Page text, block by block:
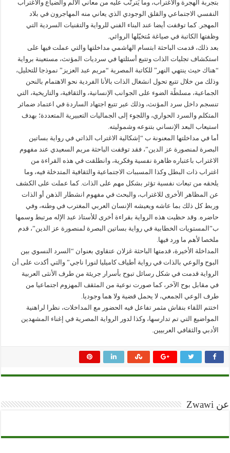
بتجربة الهجرة والاغتراب، وما يَترتّب عليه من معاني الألم والضياع والاغتراب
النفسي الاجتماعي والقلق الوجودي الذي يعاني منه المهاجرون في بلاد
المهجر. كما توقفت أيضا عند البناء الفني للرواية والتقنيات السردية التي
وظفتها الكاتبة في صياغة مُتخيّلها الروائي.
بعد ذلك، قدمت الباحثة ابتسام الهاشمي مداخلتها والتي عملت فيها على
استكشاف تجليات الذات وتتبع أسئلتها في سرديات المؤنث، مستعينة برواية
“هناك حيث ينتهي النهر” للكاتبة المصرية “مريم عبد العزيز” نموذجا للتحليل،
وذلك من خلال تتبع تحول انشغال الذات بالأنا الفردية نحو الاهتمام بالنحن
الجماعية، مسلطًة الضوء على الجوانب الإنسانية، والثقافية، والتاريخية، التي
تنسجم داخل سرد المؤنث، وذلك عبر تتبع اجتهاد الساردة في اعتماد ضمائر
المتكلم والسرد الحواري، واللجوء إلى الجماليات التعبيرية المتعددة؛ بهدف
استيعاب البعد الإنساني بتنوعه وشموليته.
أما في مداخلتها المعنونة ب “إشكالية الاغتراب الذاتي في رواية بساتين
البصرة لمنصورة عز الدين”، فقد توقفت الباحثة مريم السعيدي عند مفهوم
الاغتراب باعتباره ظاهرة نفسية وفكرية، وانطلقت في هذه القراءة من
اغتراب ذات البطل وكذا المسببات الاجتماعية والثقافية المتدخلة فيه، وما
يلحقه من تبعات نفسية تؤثر بشكل مهم على الذات. كما عملت على الكشف
عن المظاهر الأخرى للاغتراب، والبحث في مفهوم انشطار الذهن أو الذات
وربط كل ذلك بما عاشه ويعيشه الإنسان العربي المغترب في وطنه، وفي
حاضره. وقد حظيت هذه الرواية بقراءة أخرى للأستاذ عبد الإله مرتبط وسمها
ب”المستويات الخطابية في رواية بساتين البصرة لمنصورة عز الدين”، قدم
ملخصا لأهم ما ورد فيها.
المداخلة الأخيرة، قدمتها الباحثة غزلان عتقاوي بعنوان “السرد النسوي بين
البوح والوعي بالذات في رواية أطياف كاميليا لنورا ناجي” والتي أكدت على أن
الرواية قدمت في شكل رسائل تبوح بأسرار جريئة من طرف الأنثى العربية
في مقابل بوح الآخر، كما صورت نوعية من المثقف المهزوم اجتماعيا من
طرف الوعي الجمعي، لا يحمل قضية ولا هما وجوديا.
اختتم اللقاء بنقاش مثمر تفاعل فيه الحضور مع المداخلات، نظرا لراهنية
المواضيع التي تم تدارسها، وكذا لدور الرواية المصرية في إغناء المشهدين
الأدبي والثقافي العربيين.
عن Zwawi